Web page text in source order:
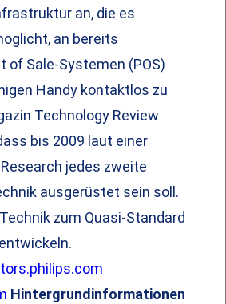
an, die es
an bereits
of Sale-Systemen (POS)
Handy kontaktlos zu
Technology Review
bis 2009 laut einer
jedes zweite
ausgerüstet sein soll.
zum Quasi-Standard
Hintergrundinformationen